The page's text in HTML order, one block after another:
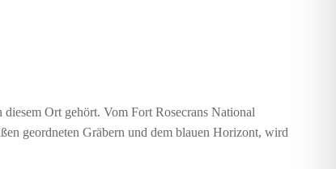
Ort gehört. Vom Fort Rosecrans National
geordneten Gräbern und dem blauen Horizont, wird